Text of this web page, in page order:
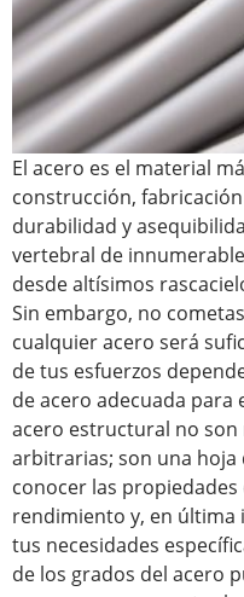
El acero es el material
construcción,
durabilidad y
vertebral de
desde altísimos
Sin embargo, no
cualquier acero será
de tus esfuerzos
de acero adecuada para
acero estructural no son
arbitrarias; son una
conocer las
rendimiento y, en última
tus necesidades
de los grados del acero